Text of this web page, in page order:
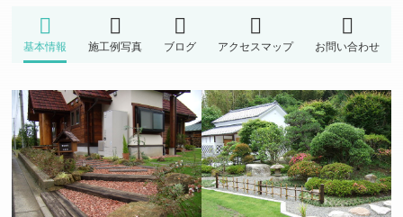
基本情報 施工例写真 ブログ アクセスマップ お問い合わせ